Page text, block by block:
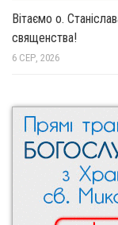
Вітаємо о.
священства!
6 СЕР, 2026